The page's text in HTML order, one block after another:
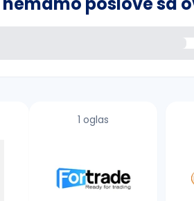
greške (koristite č, ć, š,
za odabrani grad
1 oglas